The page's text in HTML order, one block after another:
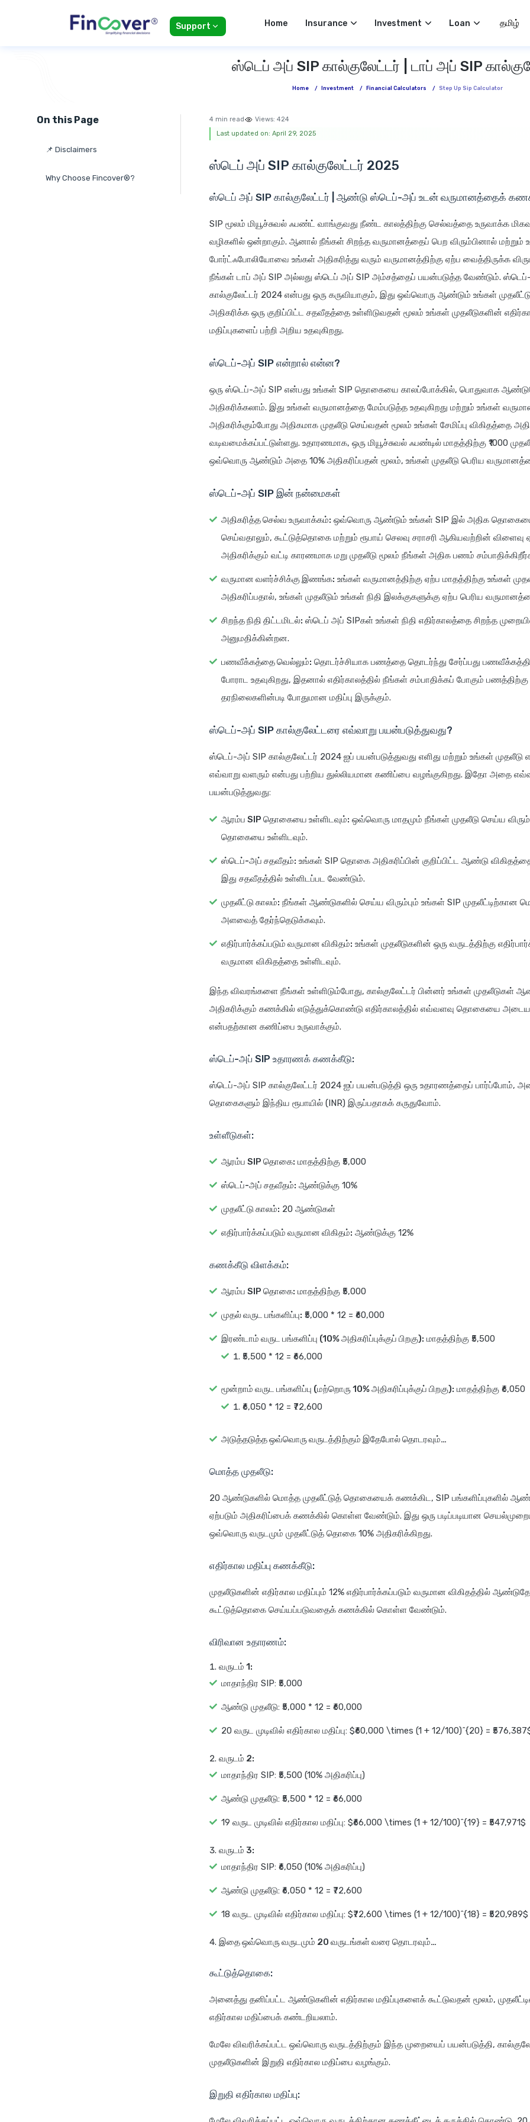
Support Home Insurance Investment Loan Select
ஸ்டெப் அப் SIP கால்குலேட்டர் | டாப் அப் SIP
Home / Investment / Financial Calculators / Step Up Sip Calculator
On this Page
📌 Disclaimers
Why Choose Fincover®?
4 min read Views: 424
Last updated on: April 29, 2025
ஸ்டெப் அப் SIP கால்குலேட்டர் 2025
ஸ்டெப் அப் SIP கால்குலேட்டர் | ஆண்டு ஸ்டெப்-அப் உடன் வருமானத்தைக்
SIP மூலம் மியூச்சுவல் ஃபண்ட் வாங்குவது நீண்ட காலத்திற்கு செல்வத்தை உருவாக்க
வழிகளில் ஒன்றாகும். ஆனால் நீங்கள் சிறந்த வருமானத்தைப் பெற விரும்பினால் மற்றும்
போர்ட்ஃபோலியோவை உங்கள் அதிகரித்து வரும் வருமானத்திற்கு ஏற்ப வைத்திருக்க
நீங்கள் டாப் அப் SIP அல்லது ஸ்டெப் அப் SIP அம்சத்தைப் பயன்படுத்த வேண்டும்.
கால்குலேட்டர் 2024 என்பது ஒரு கருவியாகும், இது ஒவ்வொரு ஆண்டும் உங்கள்
அதிகரிக்க ஒரு குறிப்பிட்ட சதவீதத்தை உள்ளிடுவதன் மூலம் உங்கள் முதலீடுகளின்
மதிப்புகளைப் பற்றி அறிய உதவுகிறது.
ஸ்டெப்-அப் SIP என்றால் என்ன?
ஒரு ஸ்டெப்-அப் SIP என்பது உங்கள் SIP தொகையை காலப்போக்கில், பொதுவாக
அதிகரிக்கலாம். இது உங்கள் வருமானத்தை மேம்படுத்த உதவுகிறது மற்றும் உங்கள்
அதிகரிக்கும்போது அதிகமாக முதலீடு செய்வதன் மூலம் உங்கள் சேமிப்பு விகிதத்தை
வடிவமைக்கப்பட்டுள்ளது. உதாரணமாக, ஒரு மியூச்சுவல் ஃபண்டில் மாதத்திற்கு ₹1000
ஒவ்வொரு ஆண்டும் அதை 10% அதிகரிப்பதன் மூலம், உங்கள் முதலீடு பெரிய
ஸ்டெப்-அப் SIP இன் நன்மைகள்
அதிகரித்த செல்வ உருவாக்கம்: ஒவ்வொரு ஆண்டும் உங்கள் SIP இல் அதிக தொகையை
செய்வதாலும், கூட்டுத்தொகை மற்றும் ரூபாய் செலவு சராசரி ஆகியவற்றின் விளைவு
அதிகரிக்கும் வட்டி காரணமாக மறு முதலீடு மூலம் நீங்கள் அதிக பணம்
வருமான வளர்ச்சிக்கு இணங்க: உங்கள் வருமானத்திற்கு ஏற்ப மாதத்திற்கு உங்கள்
அதிகரிப்பதால், உங்கள் முதலீடும் உங்கள் நிதி இலக்குகளுக்கு ஏற்ப பெரிய
சிறந்த நிதி திட்டமிடல்: ஸ்டெப் அப் SIPகள் உங்கள் நிதி எதிர்காலத்தை சிறந்த
அனுமதிக்கின்றன.
பணவீக்கத்தை வெல்லும்: தொடர்ச்சியாக பணத்தை தொடர்ந்து சேர்ப்பது
போராட உதவுகிறது, இதனால் எதிர்காலத்தில் நீங்கள் சம்பாதிக்கப் போகும்
தரநிலைகளின்படி போதுமான மதிப்பு இருக்கும்.
ஸ்டெப்-அப் SIP கால்குலேட்டரை எவ்வாறு பயன்படுத்துவது?
ஸ்டெப்-அப் SIP கால்குலேட்டர் 2024 ஐப் பயன்படுத்துவது எளிது மற்றும் உங்கள் முதலீடு
எவ்வாறு வளரும் என்பது பற்றிய துல்லியமான கணிப்பை வழங்குகிறது. இதோ அதை
பயன்படுத்துவது:
ஆரம்ப SIP தொகையை உள்ளிடவும்: ஒவ்வொரு மாதமும் நீங்கள் முதலீடு செய்ய
தொகையை உள்ளிடவும்.
ஸ்டெப்-அப் சதவீதம்: உங்கள் SIP தொகை அதிகரிப்பின் குறிப்பிட்ட ஆண்டு
இது சதவீதத்தில் உள்ளிடப்பட வேண்டும்.
முதலீட்டு காலம்: நீங்கள் ஆண்டுகளில் செய்ய விரும்பும் உங்கள் SIP முதலீட்டிற்கான
அளவைத் தேர்ந்தெடுக்கவும்.
எதிர்பார்க்கப்படும் வருமான விகிதம்: உங்கள் முதலீடுகளின் ஒரு வருடத்திற்கு
வருமான விகிதத்தை உள்ளிடவும்.
இந்த விவரங்களை நீங்கள் உள்ளிடும்போது, கால்குலேட்டர் பின்னர் உங்கள் முதலீடுகள்
அதிகரிக்கும் கணக்கில் எடுத்துக்கொண்டு எதிர்காலத்தில் எவ்வளவு தொகையை
என்பதற்கான கணிப்பை உருவாக்கும்.
ஸ்டெப்-அப் SIP உதாரணக் கணக்கீடு:
ஸ்டெப்-அப் SIP கால்குலேட்டர் 2024 ஐப் பயன்படுத்தி ஒரு உதாரணத்தைப் பார்ப்போம்,
தொகைகளும் இந்திய ரூபாயில் (INR) இருப்பதாகக் கருதுவோம்.
உள்ளீடுகள்:
ஆரம்ப SIP தொகை: மாதத்திற்கு ₹5,000
ஸ்டெப்-அப் சதவீதம்: ஆண்டுக்கு 10%
முதலீட்டு காலம்: 20 ஆண்டுகள்
எதிர்பார்க்கப்படும் வருமான விகிதம்: ஆண்டுக்கு 12%
கணக்கீடு விளக்கம்:
ஆரம்ப SIP தொகை: மாதத்திற்கு ₹5,000
முதல் வருட பங்களிப்பு: ₹5,000 * 12 = ₹60,000
இரண்டாம் வருட பங்களிப்பு (10% அதிகரிப்புக்குப் பிறகு): மாதத்திற்கு ₹5,500
₹5,500 * 12 = ₹66,000
மூன்றாம் வருட பங்களிப்பு (மற்றொரு 10% அதிகரிப்புக்குப் பிறகு): மாதத்திற்கு ₹6,050
₹6,050 * 12 = ₹72,600
அடுத்தடுத்த ஒவ்வொரு வருடத்திற்கும் இதேபோல் தொடரவும்…
மொத்த முதலீடு:
20 ஆண்டுகளில் மொத்த முதலீட்டுத் தொகையைக் கணக்கிட, SIP பங்களிப்புகளில்
ஏற்படும் அதிகரிப்பைக் கணக்கில் கொள்ள வேண்டும். இது ஒரு படிப்படியான
ஒவ்வொரு வருடமும் முதலீட்டுத் தொகை 10% அதிகரிக்கிறது.
எதிர்கால மதிப்பு கணக்கீடு:
முதலீடுகளின் எதிர்கால மதிப்பும் 12% எதிர்பார்க்கப்படும் வருமான விகிதத்தில்
கூட்டுத்தொகை செய்யப்படுவதைக் கணக்கில் கொள்ள வேண்டும்.
விரிவான உதாரணம்:
வருடம் 1:
மாதாந்திர SIP: ₹5,000
ஆண்டு முதலீடு: ₹5,000 * 12 = ₹60,000
20 வருட முடிவில் எதிர்கால மதிப்பு: $₹60,000 \times (1 + 12/100)^{20} =
வருடம் 2:
மாதாந்திர SIP: ₹5,500 (10% அதிகரிப்பு)
ஆண்டு முதலீடு: ₹5,500 * 12 = ₹66,000
19 வருட முடிவில் எதிர்கால மதிப்பு: $₹66,000 \times (1 + 12/100)^{19} = ₹547,971$
வருடம் 3:
மாதாந்திர SIP: ₹6,050 (10% அதிகரிப்பு)
ஆண்டு முதலீடு: ₹6,050 * 12 = ₹72,600
18 வருட முடிவில் எதிர்கால மதிப்பு: $₹72,600 \times (1 + 12/100)^{18} = ₹520,989$
இதை ஒவ்வொரு வருடமும் 20 வருடங்கள் வரை தொடரவும்…
கூட்டுத்தொகை:
அனைத்து தனிப்பட்ட ஆண்டுகளின் எதிர்கால மதிப்புகளைக் கூட்டுவதன் மூலம்,
எதிர்கால மதிப்பைக் கண்டறியலாம்.
மேலே விவரிக்கப்பட்ட ஒவ்வொரு வருடத்திற்கும் இந்த முறையைப் பயன்படுத்தி,
முதலீடுகளின் இறுதி எதிர்கால மதிப்பை வழங்கும்.
இறுதி எதிர்கால மதிப்பு: